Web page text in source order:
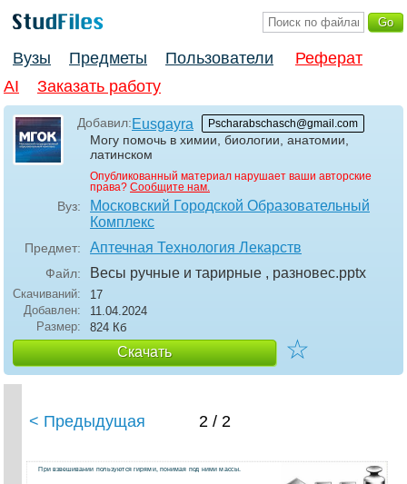
Вузы Предметы Пользователи
Реферат
AI
Заказать работу
Добавил:Eusgayra Pscharabschasch@gmail.com
Могу помочь в химии, биологии, анатомии,
латинском
Опубликованный материал нарушает ваши авторские
права? Сообщите нам.
Вуз:
Московский Городской Образовательный
Комплекс
Предмет: Аптечная Технология Лекарств
Файл: Весы ручные и тарирные , разновес.pptx
Скачиваний:
17
Добавлен:
11.04.2024
Размер:
824 Кб
Скачать ☆
< Предыдущая 2 / 2
При взвешивании пользуются гирями, понимая под ними массы.